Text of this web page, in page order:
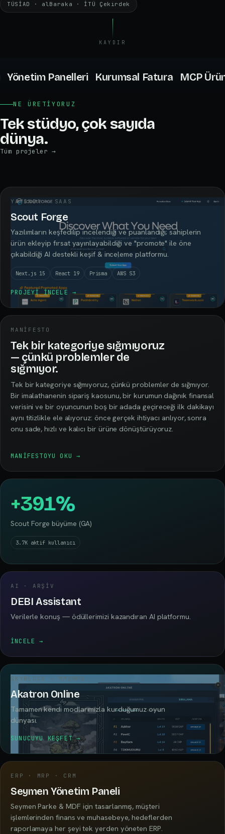
TÜSİAD · alBaraka · İTÜ Çekirdek
KAYDIR
Panelleri Kurumsal Fatura MCP
NE ÜRETIYORUZ
Tek stüdyo, çok sayıda
dünya.
Tüm projeler →
YAYINDA · SAAS
Scout Forge
Yazılımların keşfedilip incelendiği ve puanlandığı; sahiplerin
ürün ekleyip fırsat yayınlayabildiği ve "promote" ile öne
çıkabildiği AI destekli keşif & inceleme platformu.
Next.js 15 React 19 Prisma AWS S3
PROJEYI INCELE →
MANIFESTO
Tek bir kategoriye sığmıyoruz
— çünkü problemler de
sığmıyor.
Tek bir kategoriye sığmıyoruz, çünkü problemler de sığmıyor.
Bir imalathanenin sipariş kaosunu, bir kurumun dağınık finansal
verisini ve bir oyuncunun boş bir adada geçireceği ilk dakikayı
aynı titizlikle ele alıyoruz: önce gerçek ihtiyacı anlıyor, sonra
onu sade, hızlı ve kalıcı bir ürüne dönüştürüyoruz.
MANIFESTOYU OKU →
+391%
Scout Forge büyüme (GA)
3.7K aktif kullanıcı
AI · ARŞIV
DEBI Assistant
Verilerle konuş — ödüllerimizi kazandıran AI platformu.
İNCELE →
SKYBLOCK × MMORPG
Akatron Online
Tamamen kendi modlarımızla kurduğumuz oyun
dünyası.
SUNUCUYU KEŞFET→
ERP · MRP · CRM
Seymen Yönetim Paneli
Seymen Parke & MDF için tasarlanmış, müşteri
işlemlerinden finans ve muhasebeye, hedeflerden
raporlamaya her şeyi tek yerden yöneten ERP.